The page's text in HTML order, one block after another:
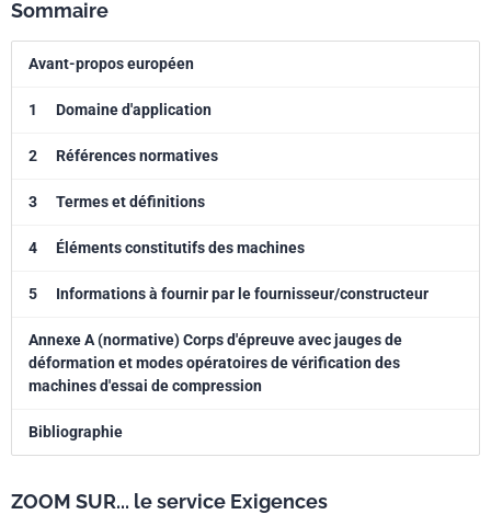
Sommaire
Avant-propos européen
1 Domaine d'application
2 Références normatives
3 Termes et définitions
4 Éléments constitutifs des machines
5 Informations à fournir par le fournisseur/constructeur
Annexe A (normative) Corps d'épreuve avec jauges de
déformation et modes opératoires de vérification des
machines d'essai de compression
Bibliographie
ZOOM SUR... le service Exigences